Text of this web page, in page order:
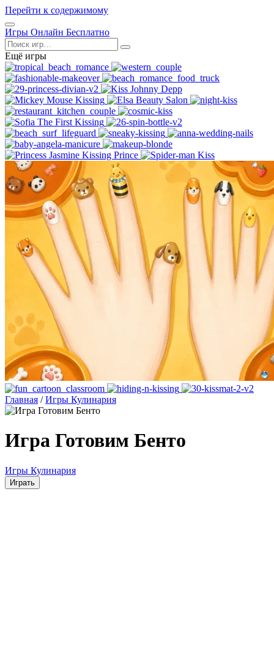
Перейти к содержимому
Открыть
меню
Игры Онлайн Бесплатно
Поиск
Ещё игры
Главная / Игры Кулинария
Игра Готовим Бенто
Игры Кулинария
Играть